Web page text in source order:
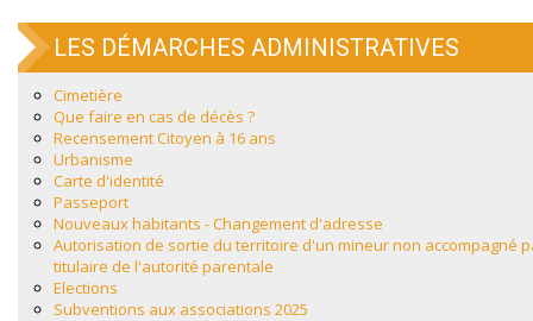
LES DÉMARCHES ADMINISTRATIVES
Cimetière
Que faire en cas de décès ?
Recensement Citoyen à 16 ans
Urbanisme
Carte d'identité
Passeport
Nouveaux habitants - Changement d'adresse
Autorisation de sortie du territoire d'un mineur non accompagné
titulaire de l'autorité parentale
Elections
Subventions aux associations 2025